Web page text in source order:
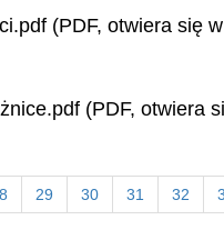
(PDF, otwiera się
(PDF, otwiera
29 30 31 32